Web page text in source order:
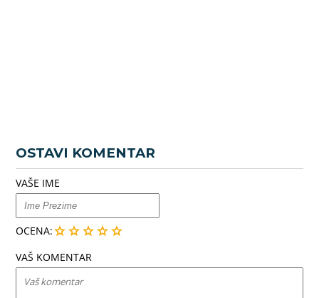
OSTAVI KOMENTAR
VAŠE IME
OCENA:
VAŠ KOMENTAR